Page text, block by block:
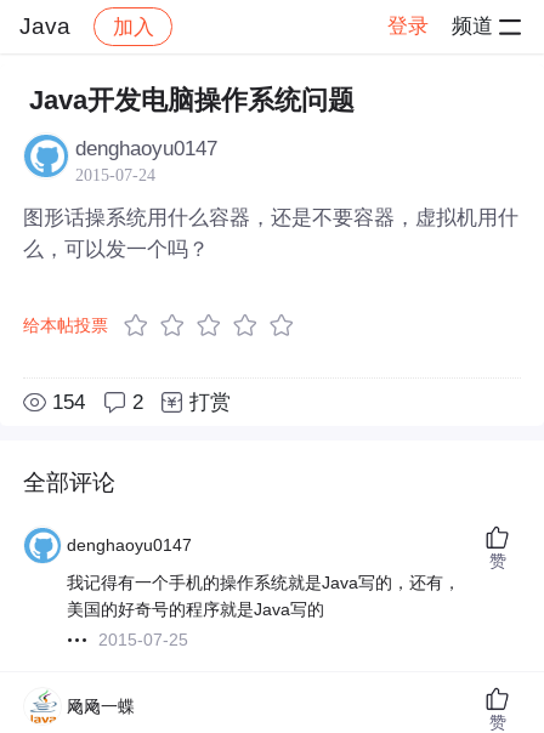
Java 加入 登录 频道
社区 Java 帖子详情
Java开发电脑操作系统问题
denghaoyu0147
2015-07-24
图形话操系统用什么容器，还是不要容器，虚拟机用什
么，可以发一个吗？
给本帖投票
154 2 打赏
全部评论
denghaoyu0147
我记得有一个手机的操作系统就是Java写的，还有，
美国的好奇号的程序就是Java写的
2015-07-25
赞
飏飏一蝶
赞